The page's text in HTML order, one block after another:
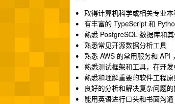
取得计算机科学或相关专业
有丰富的 TypeScript 和
熟悉 PostgreSQL 数据库和
熟悉常见开源数据分析工具
熟悉 AWS 的常用服务和 API ，
熟悉测试框架和工具，在开
熟悉和理解重要的软件工程原
良好的分析和解决复杂问题
能用英语进行口头和书面沟通